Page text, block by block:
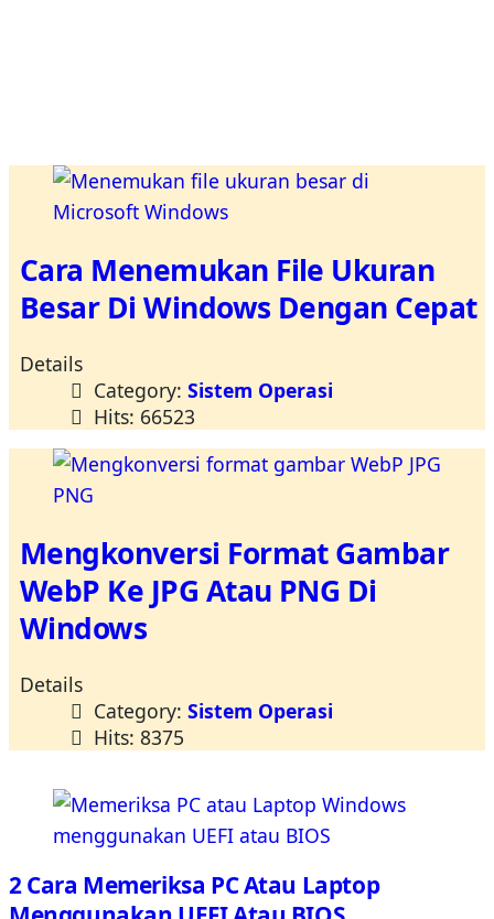
Cara Menemukan File Ukuran
Besar Di Windows Dengan Cepat
Details
Category: Sistem Operasi
Hits: 66523
Mengkonversi Format Gambar
WebP Ke JPG Atau PNG Di
Windows
Details
Category: Sistem Operasi
Hits: 8375
2 Cara Memeriksa PC Atau Laptop